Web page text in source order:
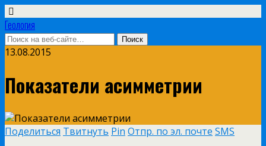
Геология
13.08.2015
Показатели асимметрии
Поделиться Твитнуть Pin Отпр. по эл. почте SMS